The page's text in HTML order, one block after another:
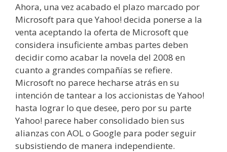
Ahora, una vez acabado el plazo marcado por
Microsoft para que Yahoo! decida ponerse a la
venta aceptando la oferta de Microsoft que
considera insuficiente ambas partes deben
decidir como acabar la novela del 2008 en
cuanto a grandes compañías se refiere.
Microsoft no parece hecharse atrás en su
intención de tantear a los accionistas de Yahoo!
hasta lograr lo que desee, pero por su parte
Yahoo! parece haber consolidado bien sus
alianzas con AOL o Google para poder seguir
subsistiendo de manera independiente.